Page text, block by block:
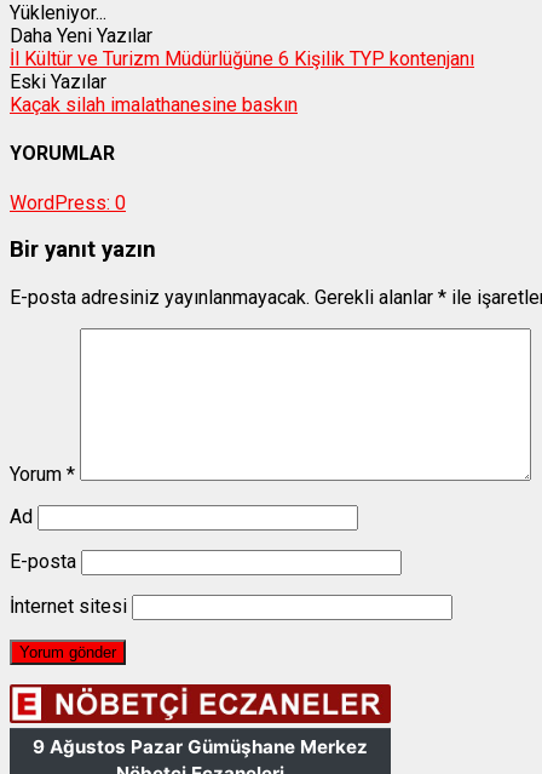
Yükleniyor...
Daha Yeni Yazılar
İl Kültür ve Turizm Müdürlüğüne 6 Kişilik TYP kontenjanı
Eski Yazılar
Kaçak silah imalathanesine baskın
YORUMLAR
WordPress: 0
Bir yanıt yazın
E-posta adresiniz yayınlanmayacak. Gerekli alanlar * ile
Yorum *
Ad
E-posta
İnternet sitesi